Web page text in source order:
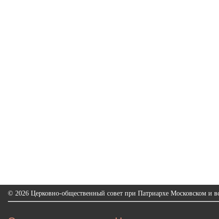
© 2026 Церковно-общественный совет при Патриархе Московском и